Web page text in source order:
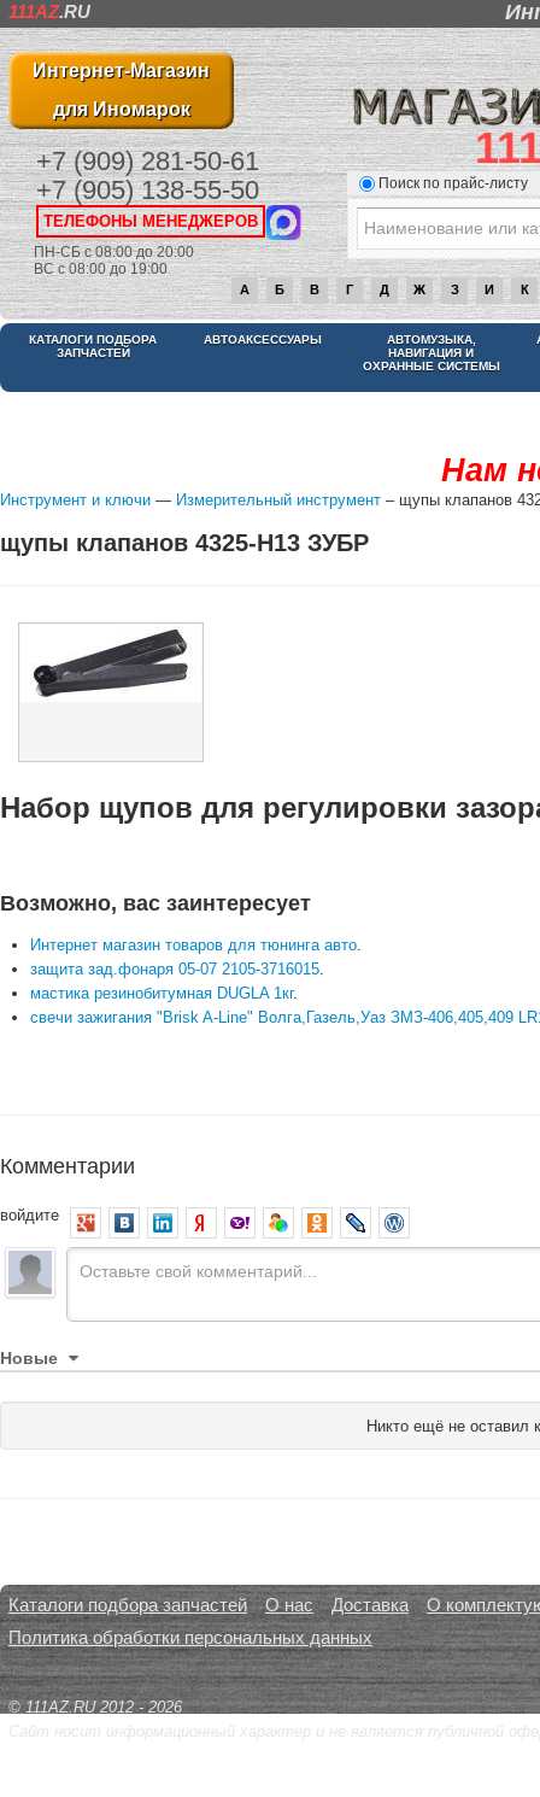
111AZ.RU
Интернет-Магазин
для Иномарок
+7 (909) 281-50-61
+7 (905) 138-55-50
ТЕЛЕФОНЫ МЕНЕДЖЕРОВ
ПН-СБ с 08:00 до 20:00
ВС с 08:00 до 19:00
Поиск по прайс-листу
А Б В Г Д Ж З И К
КАТАЛОГИ ПОДБОРА
ЗАПЧАСТЕЙ
АВТОАКСЕССУАРЫ
АВТОМУЗЫКА,
НАВИГАЦИЯ И
ОХРАННЫЕ СИСТЕМЫ
Нам
Инструмент и ключи — Измерительный инструмент – щупы клапанов
щупы клапанов 4325-Н13 ЗУБР
Набор щупов для регулировки
Возможно, вас заинтересует
Интернет магазин товаров для тюнинга авто.
защита зад.фонаря 05-07 2105-3716015.
мастика резинобитумная DUGLA 1кг.
свечи зажигания "Brisk A-Line" Волга,Газель,Уаз ЗМЗ-406,405,409
Комментарии
войдите
Новые
Никто ещё не оставил
Каталоги подбора запчастей О нас Доставка
О
Политика обработки персональных данных
© 111AZ.RU 2012 - 2026
Сайт носит информационный характер и не является публичной